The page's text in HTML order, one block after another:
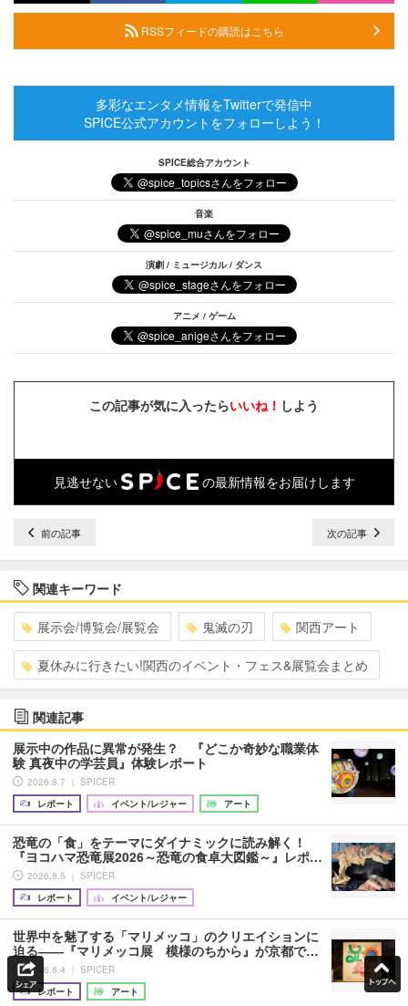
RSSフィードの購読はこちら
多彩なエンタメ情報をTwitterで発信中
SPICE公式アカウントをフォローしよう！
SPICE総合アカウント
音楽
演劇 / ミュージカル / ダンス
アニメ / ゲーム
この記事が気に入ったらいいね！ しよう
見逃せない の最新情報をお届けします
前の記事 次の記事
関連キーワード
展示会/博覧会/展覧会 鬼滅の刃 関西アート
夏休みに行きたい!関西のイベント・フェス&展覧会まとめ
関連記事
展示中の作品に異常が発生？ 『どこか奇妙な職業体
験 真夜中の学芸員』体験レポート
2026.8.7 ｜ SPICER
レポート
イベント/レジャー アート
恐竜の「食」をテーマにダイナミックに読み解く！
『ヨコハマ恐竜展2026～恐竜の食卓大図鑑～』レポ…
2026.8.5 ｜ SPICER
レポート
イベント/レジャー
世界中を魅了する「マリメッコ」のクリエイションに
迫る――『マリメッコ展 模様のちから』が京都で…
2026.8.4 ｜ SPICER
レポート
アート